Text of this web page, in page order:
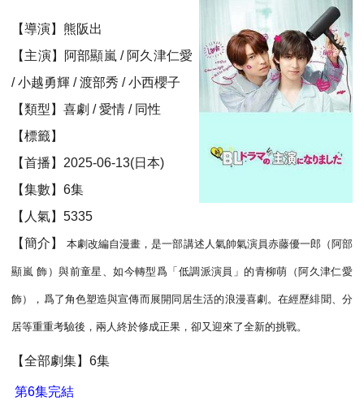
【導演】熊阪出
【主演】阿部顯嵐 / 阿久津仁愛
/ 小越勇輝 / 渡部秀 / 小西櫻子
【類型】喜劇 / 愛情 / 同性
【標籤】
【首播】2025-06-13(日本)
【集數】6集
【人氣】5335
【簡介】本劇改編自漫畫，是一部講述人氣帥氣演員赤藤優一郎（阿部
顯嵐 飾）與前童星、如今轉型爲「低調派演員」的青柳萌（阿久津仁愛
飾），爲了角色塑造與宣傳而展開同居生活的浪漫喜劇。在經歷緋聞、分
居等重重考驗後，兩人終於修成正果，卻又迎來了全新的挑戰。
【全部劇集】6集
第6集完結